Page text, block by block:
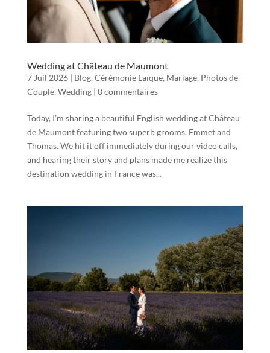
Wedding at Château de Maumont
7 Juil 2026| Blog, Cérémonie Laïque, Mariage, Photos de
Couple, Wedding| 0 commentaires
Today, I’m sharing a beautiful English wedding at Château
de Maumont featuring two superb grooms, Emmet and
Thomas. We hit it off immediately during our video calls,
and hearing their story and plans made me realize this
destination wedding in France was...